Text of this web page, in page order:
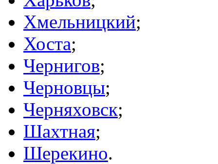
Хмельницкий;
Хоста;
Чернигов;
Черновцы;
Черняховск;
Шахтная;
Шерекино.